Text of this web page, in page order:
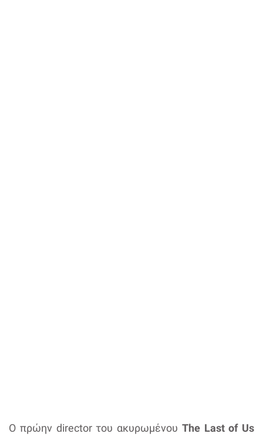
Ο πρώην director του ακυρωμένου The Last of Us